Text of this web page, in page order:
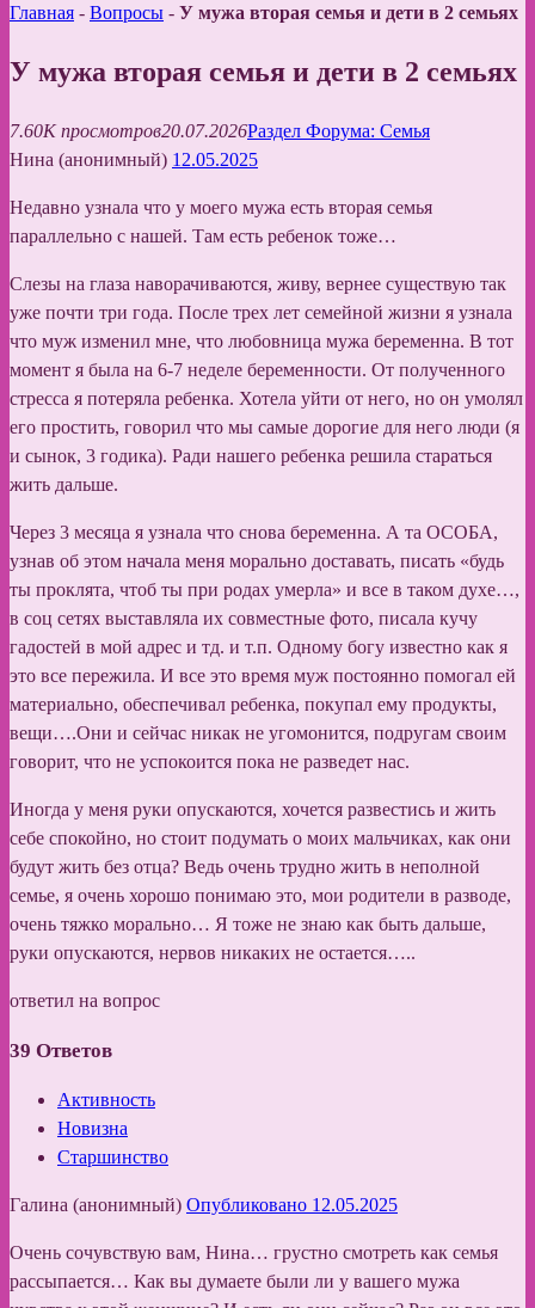
Главная - Вопросы - У мужа вторая семья и дети в 2 семьях
У мужа вторая семья и дети в 2 семьях
7.60K просмотров20.07.2026Раздел Форума: Семья
Нина (анонимный) 12.05.2025
Недавно узнала что у моего мужа есть вторая семья
параллельно с нашей. Там есть ребенок тоже…
Слезы на глаза наворачиваются, живу, вернее существую так
уже почти три года. После трех лет семейной жизни я узнала
что муж изменил мне, что любовница мужа беременна. В тот
момент я была на 6-7 неделе беременности. От полученного
стресса я потеряла ребенка. Хотела уйти от него, но он умолял
его простить, говорил что мы самые дорогие для него люди (я
и сынок, 3 годика). Ради нашего ребенка решила стараться
жить дальше.
Через 3 месяца я узнала что снова беременна. А та ОСОБА,
узнав об этом начала меня морально доставать, писать «будь
ты проклята, чтоб ты при родах умерла» и все в таком духе…,
в соц сетях выставляла их совместные фото, писала кучу
гадостей в мой адрес и тд. и т.п. Одному богу известно как я
это все пережила. И все это время муж постоянно помогал ей
материально, обеспечивал ребенка, покупал ему продукты,
вещи….Они и сейчас никак не угомонится, подругам своим
говорит, что не успокоится пока не разведет нас.
Иногда у меня руки опускаются, хочется развестись и жить
себе спокойно, но стоит подумать о моих мальчиках, как они
будут жить без отца? Ведь очень трудно жить в неполной
семье, я очень хорошо понимаю это, мои родители в разводе,
очень тяжко морально… Я тоже не знаю как быть дальше,
руки опускаются, нервов никаких не остается…..
ответил на вопрос
39 Ответов
Активность
Новизна
Старшинство
Галина (анонимный) Опубликовано 12.05.2025
Очень сочувствую вам, Нина… грустно смотреть как семья
рассыпается… Как вы думаете были ли у вашего мужа